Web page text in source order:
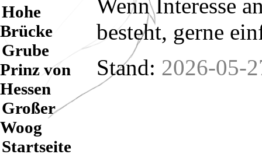
Hohe
Brücke
Grube
Prinz von
Hessen
Großer
Woog
Startseite
Wenn Interesse
besteht, gerne
Stand: 2026-05-